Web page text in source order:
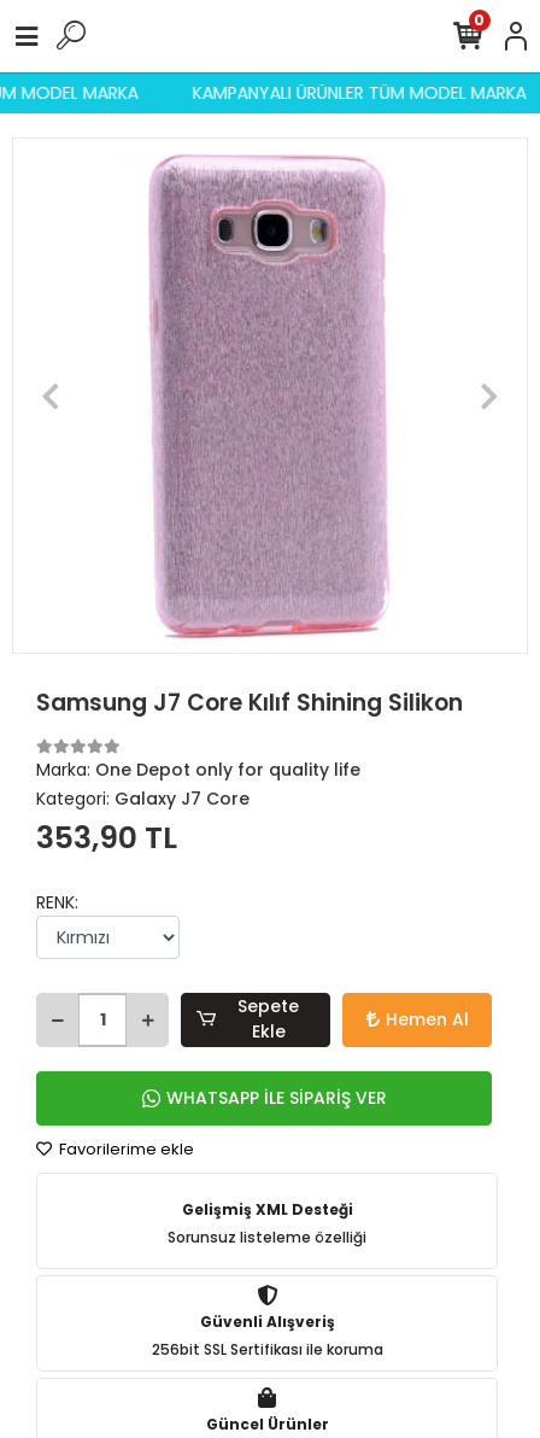
MODEL MARKA KAMPANYALI ÜRÜNLER TÜM MODEL MARKA
0
Samsung J7 Core Kılıf Shining Silikon
Marka: One Depot only for quality life
Kategori: Galaxy J7 Core
353,90 TL
RENK:
Sepete
Ekle
Hemen Al
WHATSAPP İLE SİPARİŞ VER
Favorilerime ekle
Gelişmiş XML Desteği
Sorunsuz listeleme özelliği
Güvenli Alışveriş
256bit SSL Sertifikası ile koruma
Güncel Ürünler